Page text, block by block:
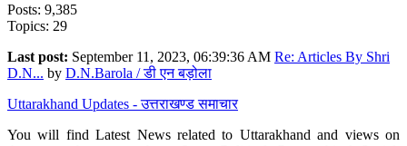
Posts: 9,385
Topics: 29
Last post: September 11, 2023, 06:39:36 AM Re: Articles By Shri
D.N... by D.N.Barola / डी एन बड़ोला
Uttarakhand Updates - उत्तराखण्ड समाचार
You will find Latest News related to Uttarakhand and views on